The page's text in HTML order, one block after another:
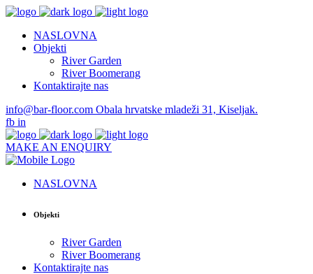
NASLOVNA
Objekti
River Garden
River Boomerang
Kontaktirajte nas
info@bar-floor.com Obala hrvatske mladeži 31, Kiseljak.
fb in
MAKE AN ENQUIRY
NASLOVNA
Objekti
River Garden
River Boomerang
Kontaktirajte nas